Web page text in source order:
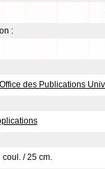
:
des Publications
coul. / 25 cm.